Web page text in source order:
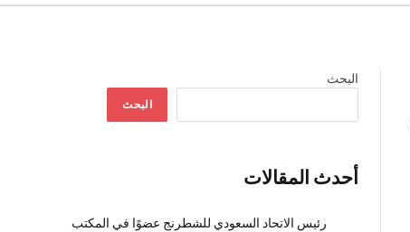
البحث
البحث
أحدث المقالات
رئيس الاتحاد السعودي للشطرنج عضوًا في المكتب